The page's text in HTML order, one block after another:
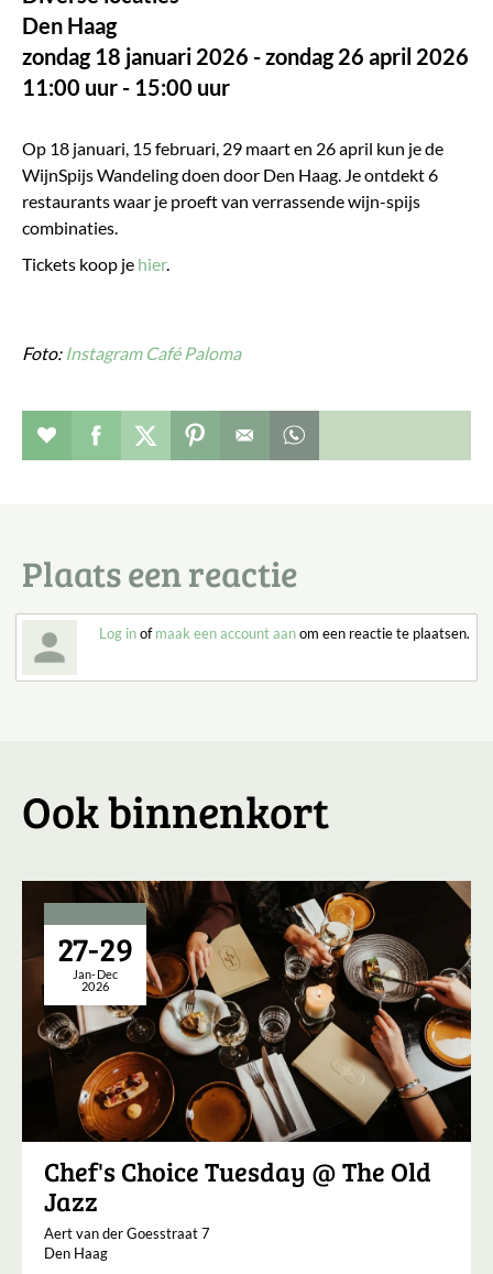
Den Haag
zondag 18 januari 2026 - zondag 26 april 2026
11:00 uur - 15:00 uur
Op 18 januari, 15 februari, 29 maart en 26 april kun je de
WijnSpijs Wandeling doen door Den Haag. Je ontdekt 6
restaurants waar je proeft van verrassende wijn-spijs
combinaties.
Tickets koop je hier.
Foto: Instagram Café Paloma
Evenement toevoegen aan favorieten
Deel dit op facebook
Deel dit op twitter
Deel dit op pinterest
Plaats een reactie
Log inofmaak een account aanom een reactie te plaatsen.
Ook binnenkort
27-29
Jan-Dec
2026
Chef's Choice Tuesday @ The Old
Jazz
Aert van der Goesstraat 7
Den Haag